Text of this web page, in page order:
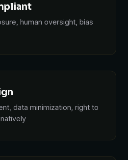
human oversight, bias
data minimization, right to